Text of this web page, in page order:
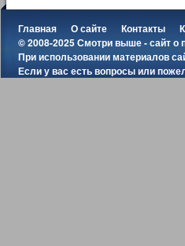
Главная О сайте Контакты
© 2008-2025 Смотри выше - сайт о
При использовании материалов
Если у вас есть вопросы или